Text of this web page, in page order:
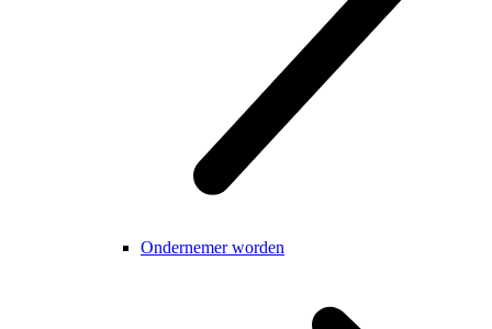
Ondernemer worden